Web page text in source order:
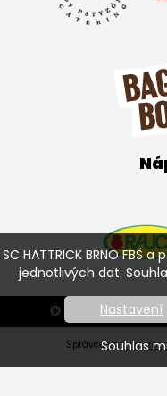
SC HATTRICK BRNO FBŠ
jednotlivých dat.
Nastavení
Souhlas
© SC HATTRICK
SprávceVáš prostor,